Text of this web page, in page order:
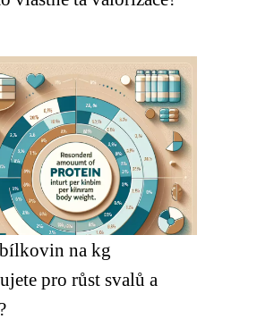
na kg
pro růst svalů a